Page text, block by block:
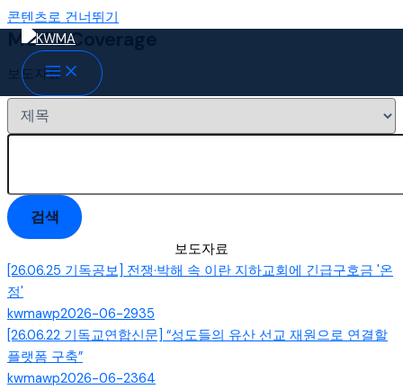
콘텐츠로 건너뛰기
Media Coverage
보도자료
검색
보도자료
[26.06.25 기독공보] 전쟁·박해 속 이란 지하교회에 긴급구호금 '온
정'
kwmawp2026-06-2935
[26.06.22 기독교연합신문] “성도들의 유산 선교 재원으로 연결할
플랫폼 구축”
kwmawp2026-06-2364